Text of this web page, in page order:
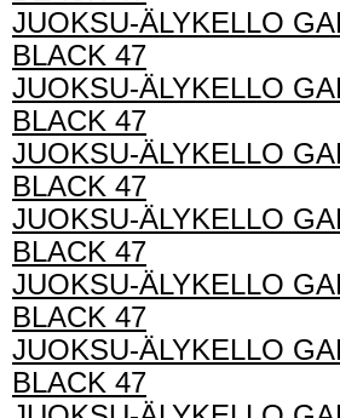
JUOKSU-ÄLYKELLO
BLACK 47
JUOKSU-ÄLYKELLO
BLACK 47
JUOKSU-ÄLYKELLO
BLACK 47
JUOKSU-ÄLYKELLO
BLACK 47
JUOKSU-ÄLYKELLO
BLACK 47
JUOKSU-ÄLYKELLO
BLACK 47